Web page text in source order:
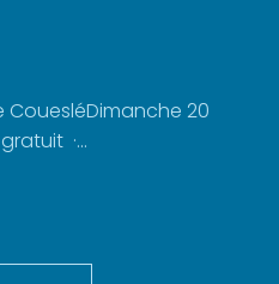
CouesléDimanche 20
·...